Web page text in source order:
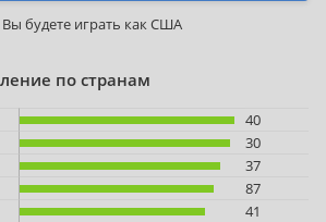
Вы будете играть какСША
по странам
40
30
37
87
41